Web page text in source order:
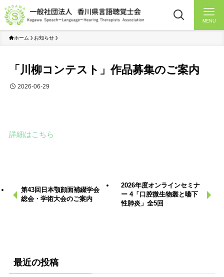
MENU
ホーム お知らせ
「川柳コンテスト」作品募集のご案内
2026-06-29
詳細はこちら
第43回日本顎顔面補綴学会
総会・学術大会のご案内
2026年度オンラインセミナ
ー 4「口腔微生物叢と嚥下
性肺炎」全5回
最近の投稿